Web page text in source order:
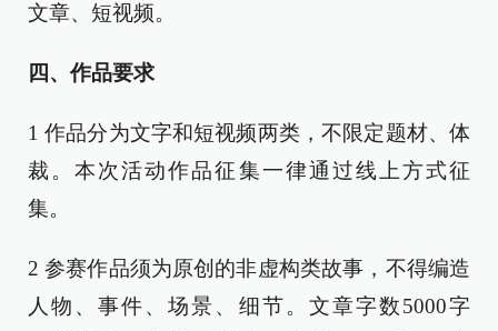
文章、短视频。
四、作品要求
1 作品分为文字和短视频两类，不限定题材、体
裁。本次活动作品征集一律通过线上方式征
集。
2 参赛作品须为原创的非虚构类故事，不得编造
人物、事件、场景、细节。文章字数5000字